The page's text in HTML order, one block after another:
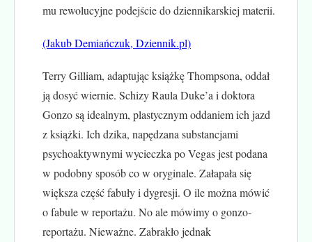
mu rewolucyjne podejście do dziennikarskiej materii.
(Jakub Demiańczuk, Dziennik.pl)
Terry Gilliam, adaptując książkę Thompsona, oddał
ją dosyć wiernie. Schizy Raula Duke’a i doktora
Gonzo są idealnym, plastycznym oddaniem ich jazd
z książki. Ich dzika, napędzana substancjami
psychoaktywnymi wycieczka po Vegas jest podana
w podobny sposób co w oryginale. Załapała się
większa część fabuły i dygresji. O ile można mówić
o fabule w reportażu. No ale mówimy o gonzo-
reportażu. Nieważne. Zabrakło jednak